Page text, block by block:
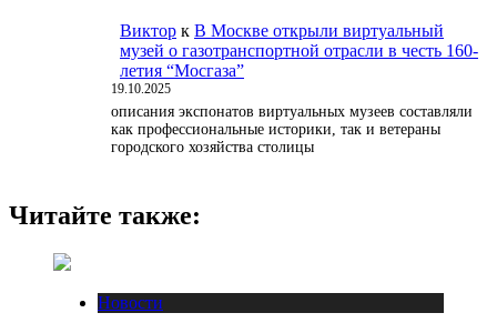
Виктор к В Москве открыли виртуальный
музей о газотранспортной отрасли в честь 160-
летия “Мосгаза”
19.10.2025
описания экспонатов виртуальных музеев составляли
как профессиональные историки, так и ветераны
городского хозяйства столицы
Читайте также:
Новости